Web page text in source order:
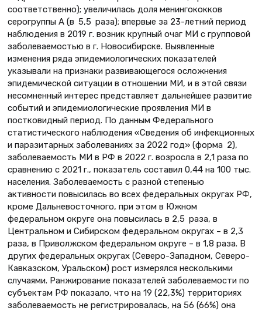
соответственно); увеличилась доля менингококков
серогруппы А (в 5,5 раза); впервые за 23-летний период
наблюдения в 2019 г. возник крупный очаг МИ с групповой
заболеваемостью в г. Новосибирске. Выявленные
изменения ряда эпидемиологических показателей
указывали на признаки развивающегося осложнения
эпидемической ситуации в отношении МИ, и в этой связи
несомненный интерес представляет дальнейшее развитие
событий и эпидемиологические проявления МИ в
постковидный период. По данным Федерального
статистического наблюдения «Сведения об инфекционных
и паразитарных заболеваниях за 2022 год» (форма 2),
заболеваемость МИ в РФ в 2022 г. возросла в 2,1 раза по
сравнению с 2021 г., показатель составил 0,44 на 100 тыс.
населения. Заболеваемость с разной степенью
активности повысилась во всех федеральных округах РФ,
кроме Дальневосточного, при этом в Южном
федеральном округе она повысилась в 2,5 раза, в
Центральном и Сибирском федеральном округах – в 2,3
раза, в Приволжском федеральном округе – в 1,8 раза. В
других федеральных округах (Северо-Западном, Северо-
Кавказском, Уральском) рост измерялся несколькими
случаями. Ранжирование показателей заболеваемости по
субъектам РФ показало, что на 19 (22,3%) территориях
заболеваемость не регистрировалась, на 56 (66%) она